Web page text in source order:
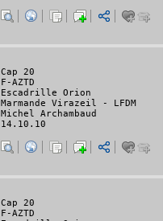
Cap 20
F-AZTD
Escadrille Orion
Marmande Virazeil - LFDM
Michel Archambaud
14.10.10
Cap 20
F-AZTD